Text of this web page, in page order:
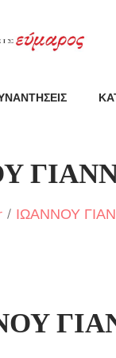
ΙΩΑΝΝΟΥ